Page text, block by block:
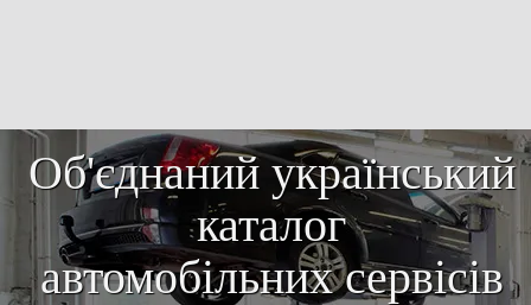
Об'єднаний український
каталог
автомобільних сервісів